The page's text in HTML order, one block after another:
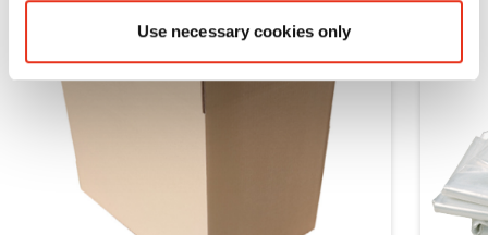
Use necessary cookies only